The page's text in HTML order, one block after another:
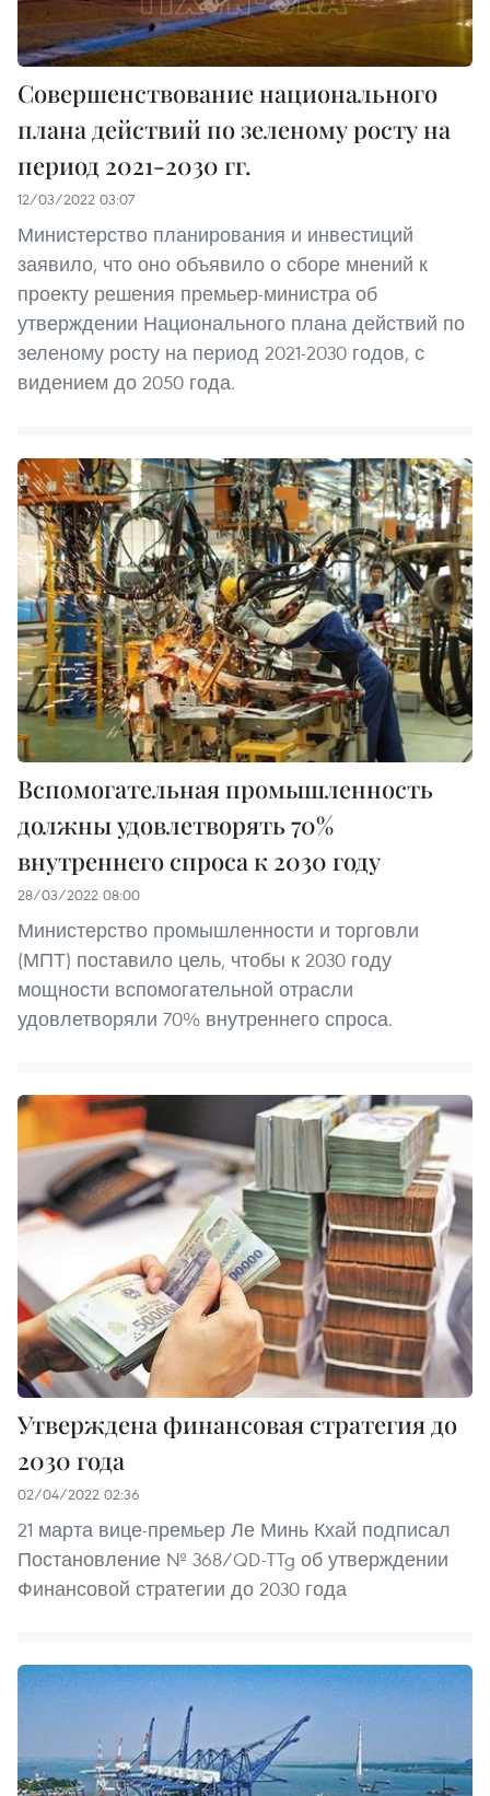
Совершенствование национального
плана действий по зеленому росту на
период 2021-2030 гг.
12/03/2022 03:07
Министерство планирования и инвестиций
заявило, что оно объявило о сборе мнений к
проекту решения премьер-министра об
утверждении Национального плана действий по
зеленому росту на период 2021-2030 годов, с
видением до 2050 года.
Вспомогательная промышленность
должны удовлетворять 70%
внутреннего спроса к 2030 году
28/03/2022 08:00
Министерство промышленности и торговли
(МПТ) поставило цель, чтобы к 2030 году
мощности вспомогательной отрасли
удовлетворяли 70% внутреннего спроса.
Утверждена финансовая стратегия до
2030 года
02/04/2022 02:36
21 марта вице-премьер Ле Минь Кхай подписал
Постановление № 368/QD-TTg об утверждении
Финансовой стратегии до 2030 года